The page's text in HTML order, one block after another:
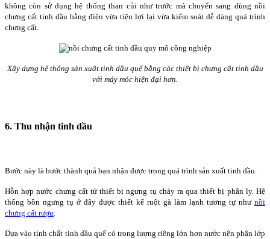
không còn sử dụng hệ thống than củi như trước mà chuyển sang dùng nồi
chưng cất tinh dầu bằng điện vừa tiện lợi lại vừa kiểm soát dễ dàng quá trình
chưng cất.
Xây dựng hệ thống sản xuất tinh dầu quế bằng các thiết bị chưng cất tinh dầu
với máy móc hiện đại hơn.
6. Thu nhận tinh dầu
Bước này là bước thành quả bạn nhận được trong quá trình sản xuất tinh dầu.
Hỗn hợp nước chưng cất từ thiết bị ngưng tụ chảy ra qua thiết bị phân ly. Hệ
thống bồn ngưng tụ ở đây được thiết kế ruột gà làm lạnh tương tự như nồi
chưng cất rượu.
Dựa vào tính chất tinh dầu quế có trọng lượng riêng lớn hơn nước nên phân lớp